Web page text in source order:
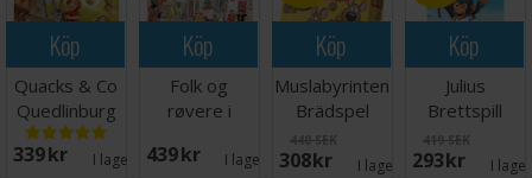
Köp
Quacks & Co
Quedlinburg
Dash
Brädspel
339 SEK I lager: 2
Köp
Folk og
røvere i
By Spill
439 SEK I lager: 2
Köp
Muslabyrinten
Brädspel
440 SEK
308 SEK I lager: 2
Köp
Julius
Brettspill
419 SEK
293 SEK I